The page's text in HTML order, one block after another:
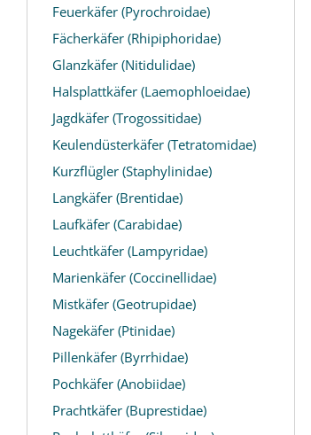
Feuerkäfer (Pyrochroidae)
Fächerkäfer (Rhipiphoridae)
Glanzkäfer (Nitidulidae)
Halsplattkäfer (Laemophloeidae)
Jagdkäfer (Trogossitidae)
Keulendüsterkäfer (Tetratomidae)
Kurzflügler (Staphylinidae)
Langkäfer (Brentidae)
Laufkäfer (Carabidae)
Leuchtkäfer (Lampyridae)
Marienkäfer (Coccinellidae)
Mistkäfer (Geotrupidae)
Nagekäfer (Ptinidae)
Pillenkäfer (Byrrhidae)
Pochkäfer (Anobiidae)
Prachtkäfer (Buprestidae)